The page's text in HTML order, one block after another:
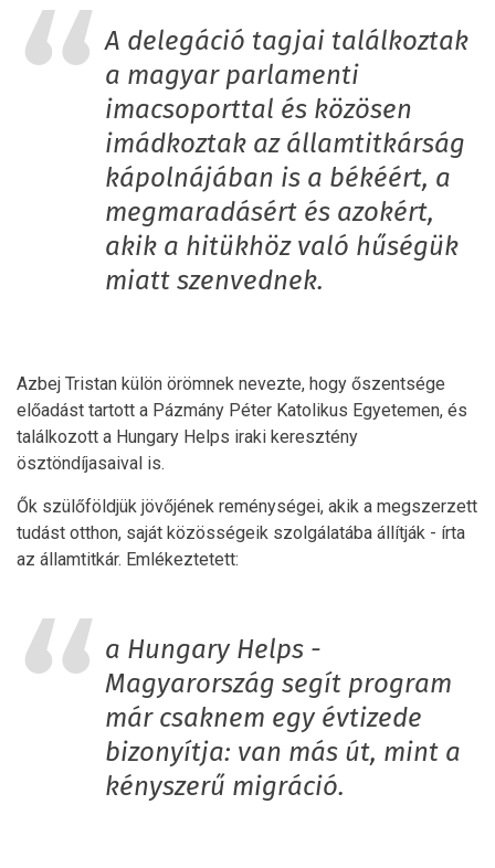
A delegáció tagjai találkoztak
a magyar parlamenti
imacsoporttal és közösen
imádkoztak az államtitkárság
kápolnájában is a békéért, a
megmaradásért és azokért,
akik a hitükhöz való hűségük
miatt szenvednek.
Azbej Tristan külön örömnek nevezte, hogy őszentsége
előadást tartott a Pázmány Péter Katolikus Egyetemen, és
találkozott a Hungary Helps iraki keresztény
ösztöndíjasaival is.
Ők szülőföldjük jövőjének reménységei, akik a megszerzett
tudást otthon, saját közösségeik szolgálatába állítják - írta
az államtitkár. Emlékeztetett:
a Hungary Helps -
Magyarország segít program
már csaknem egy évtizede
bizonyítja: van más út, mint a
kényszerű migráció.